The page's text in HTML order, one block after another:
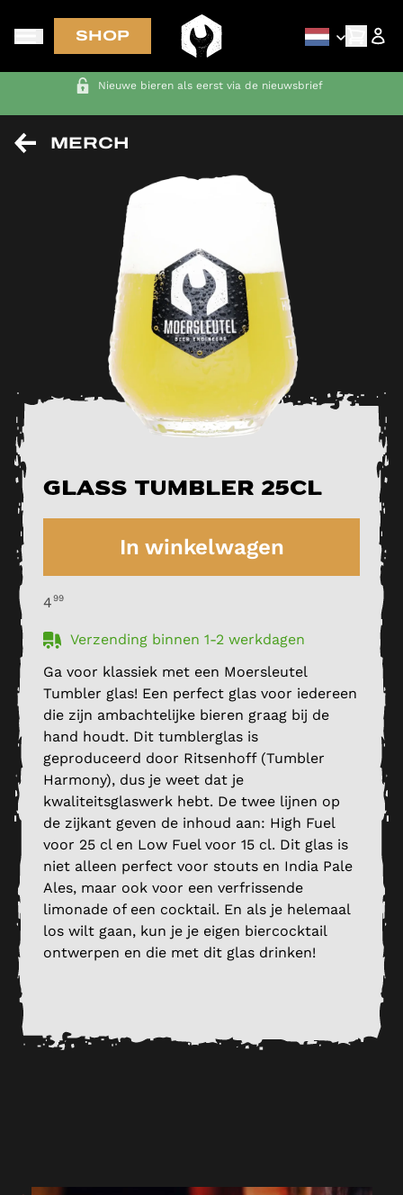
SHOP
Nieuwe bieren als eerst via de nieuwsbrief
MERCH
Glass Tumbler 25cl
In winkelwagen
499
Verzending binnen 1-2 werkdagen
Ga voor klassiek met een Moersleutel
Tumbler glas! Een perfect glas voor iedereen
die zijn ambachtelijke bieren graag bij de
hand houdt. Dit tumblerglas is
geproduceerd door Ritsenhoff (Tumbler
Harmony), dus je weet dat je
kwaliteitsglaswerk hebt. De twee lijnen op
de zijkant geven de inhoud aan: High Fuel
voor 25 cl en Low Fuel voor 15 cl. Dit glas is
niet alleen perfect voor stouts en India Pale
Ales, maar ook voor een verfrissende
limonade of een cocktail. En als je helemaal
los wilt gaan, kun je je eigen biercocktail
ontwerpen en die met dit glas drinken!